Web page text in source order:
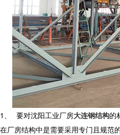
1、 要对沈阳工业厂房大连钢结构的
在厂房结构中是需要采用专门且规范